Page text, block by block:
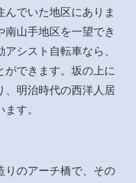
でいた地区にありま
山手地区を一望でき
シスト自転車なら、
ができます。坂の上に
、明治時代の西洋人居
す。
りのアーチ橋で、その